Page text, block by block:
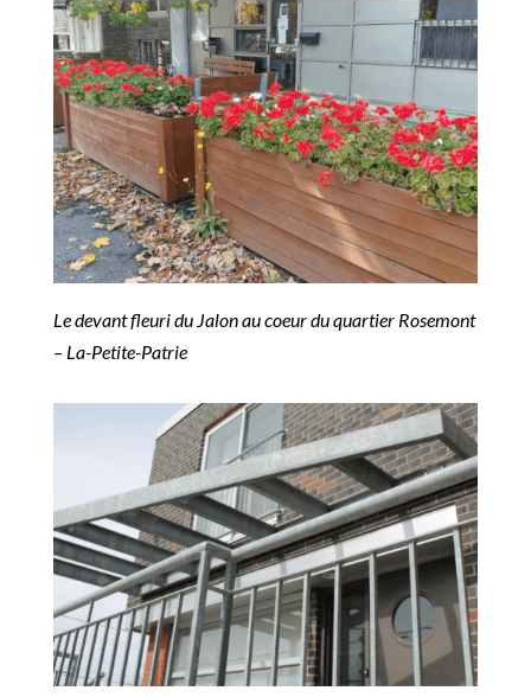
Le devant fleuri du Jalon au coeur du quartier Rosemont
– La-Petite-Patrie